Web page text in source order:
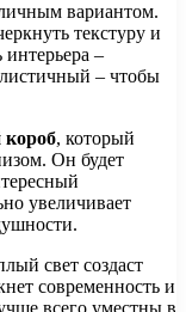
вариантом.
текстуру и
–
– чтобы
короб, который
Он будет
увеличивает
свет создаст
современность и